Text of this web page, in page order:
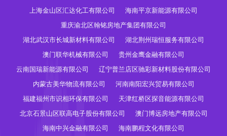
上海金山区汇达化工有限公司
海南平京新能源有限公司
重庆渝北区翰铭房地产集团有限公司
湖北武汉市长城新材料有限公司
湖北荆州瑞恒服务有限公司
澳门联华机械有限公司
贵州金鹰金融有限公司
云南国瑞新能源有限公司
辽宁普兰店区驰彩新材料股份有限公司
内蒙古美华物流有限公司
河南南阳宏兴贸易有限公司
福建福州市识相环保有限公司
天津红桥区探音能源有限公司
北京石景山区联高电子股份有限公司
澳门博远房地产有限公司
海南中兴金融有限公司
海南鹏程文化有限公司